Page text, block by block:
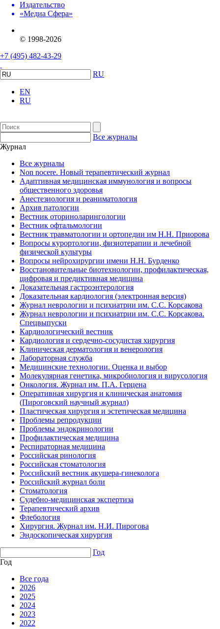
Издательство
«Медиа Сфера»
© 1998-2026
+7 (495) 482-43-29
RU
EN
RU
Все журналы
Журнал
Все журналы
Non nocere. Новый терапевтический журнал
Адаптивная медицинская иммунология и вопросы
общественного здоровья
Анестезиология и реаниматология
Архив патологии
Вестник оториноларингологии
Вестник офтальмологии
Вестник травматологии и ортопедии им Н.Н. Приорова
Вопросы курортологии, физиотерапии и лечебной
физической культуры
Вопросы нейрохирургии имени Н.Н. Бурденко
Восстановительные биотехнологии, профилактическая,
цифровая и предиктивная медицина
Доказательная гастроэнтерология
Доказательная кардиология (электронная версия)
Журнал неврологии и психиатрии им. С.С. Корсакова
Журнал неврологии и психиатрии им. С.С. Корсакова.
Спецвыпуски
Кардиологический вестник
Кардиология и сердечно-сосудистая хирургия
Клиническая дерматология и венерология
Лабораторная служба
Медицинские технологии. Оценка и выбор
Молекулярная генетика, микробиология и вирусология
Онкология. Журнал им. П.А. Герцена
Оперативная хирургия и клиническая анатомия
(Пироговский научный журнал)
Пластическая хирургия и эстетическая медицина
Проблемы репродукции
Проблемы эндокринологии
Профилактическая медицина
Респираторная медицина
Российская ринология
Российская стоматология
Российский вестник акушера-гинеколога
Российский журнал боли
Стоматология
Судебно-медицинская экспертиза
Терапевтический архив
Флебология
Хирургия. Журнал им. Н.И. Пирогова
Эндоскопическая хирургия
Год
Год
Все года
2026
2025
2024
2023
2022